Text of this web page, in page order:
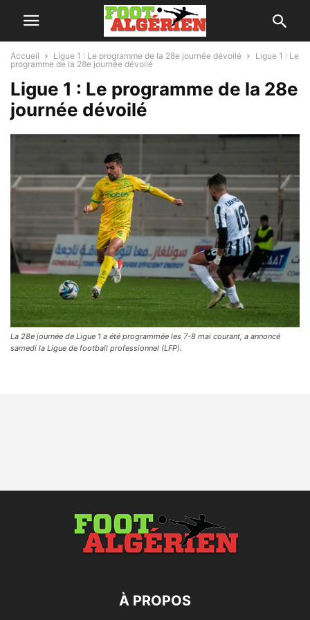
Accueil Ligue 1 : Le programme de la 28e journée dévoilé
Ligue 1 : Le
programme de la 28e journée dévoilé
Ligue 1 : Le programme de la 28e
journée dévoilé
La 28e journée de Ligue 1 a été programmée les 7-8 mai courant, a annoncé
samedi la Ligue de football professionnel (LFP).
À PROPOS